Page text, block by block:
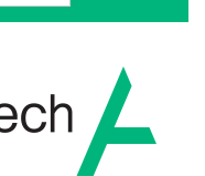
Translate